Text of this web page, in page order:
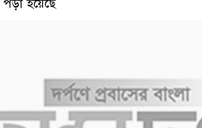
হয়েছে